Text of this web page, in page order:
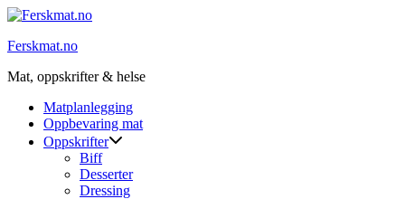
Skip
content
Ferskmat.no
Mat, oppskrifter & helse
Matplanlegging
Oppbevaring mat
Oppskrifter
Biff
Desserter
Dressing